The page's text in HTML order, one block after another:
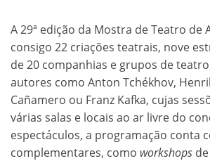
A 29ª edição da Mostra de Teatro de
consigo 22 criações teatrais, nove
de 20 companhias e grupos de
autores como Anton Tchékhov,
Cañamero ou Franz Kafka, cujas
várias salas e locais ao ar livre do
espectáculos, a programação conta
complementares, como workshops